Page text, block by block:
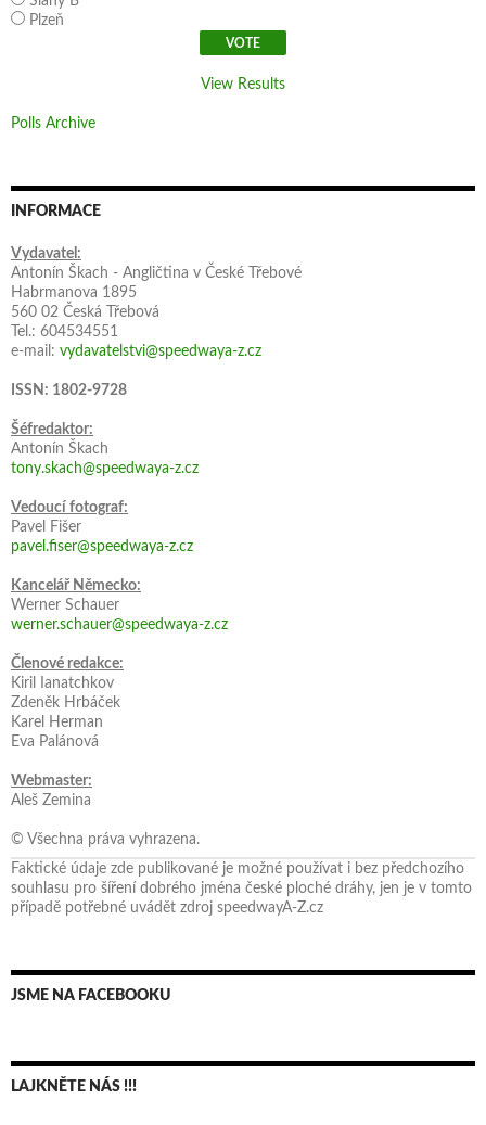
Plzeň
View Results
Polls Archive
INFORMACE
Vydavatel:
Antonín Škach - Angličtina v České Třebové
Habrmanova 1895
560 02 Česká Třebová
Tel.: 604534551
e-mail: vydavatelstvi@speedwaya-z.cz
ISSN: 1802-9728
Šéfredaktor:
Antonín Škach
tony.skach@speedwaya-z.cz
Vedoucí fotograf:
Pavel Fišer
pavel.fiser@speedwaya-z.cz
Kancelář Německo:
Werner Schauer
werner.schauer@speedwaya-z.cz
Členové redakce:
Kiril Ianatchkov
Zdeněk Hrbáček
Karel Herman
Eva Palánová
Webmaster:
Aleš Zemina
© Všechna práva vyhrazena.
Faktické údaje zde publikované je možné používat i bez předchozího
souhlasu pro šíření dobrého jména české ploché dráhy, jen je v tomto
případě potřebné uvádět zdroj speedwayA-Z.cz
JSME NA FACEBOOKU
LAJKNĚTE NÁS !!!